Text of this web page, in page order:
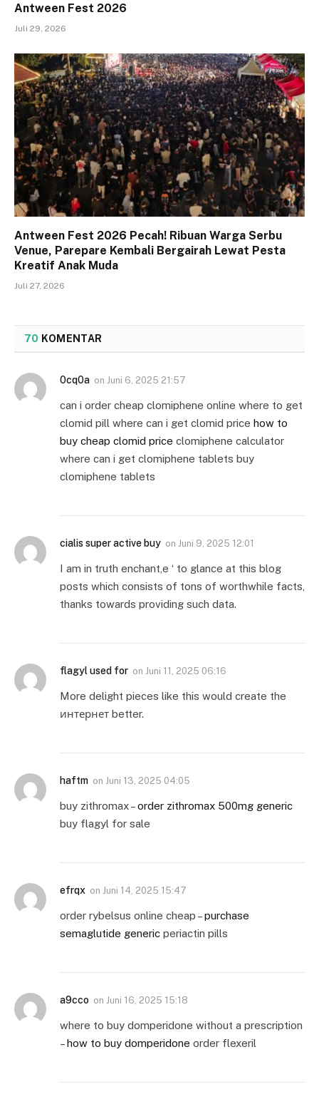
Antween Fest 2026
Juli 29, 2026
Antween Fest 2026 Pecah! Ribuan Warga Serbu
Venue, Parepare Kembali Bergairah Lewat Pesta
Kreatif Anak Muda
Juli 27, 2026
70 KOMENTAR
0cq0a on Juni 6, 2025 21:57
can i order cheap clomiphene online where to get
clomid pill where can i get clomid price how to
buy cheap clomid price clomiphene calculator
where can i get clomiphene tablets buy
clomiphene tablets
cialis super active buy on Juni 9, 2025 12:01
I am in truth enchant‚e ‘ to glance at this blog
posts which consists of tons of worthwhile facts,
thanks towards providing such data.
flagyl used for on Juni 11, 2025 06:16
More delight pieces like this would create the
интернет better.
haftm on Juni 13, 2025 04:05
buy zithromax –order zithromax 500mg generic
buy flagyl for sale
efrqx on Juni 14, 2025 15:47
order rybelsus online cheap –purchase
semaglutide generic periactin pills
a9cco on Juni 16, 2025 15:18
where to buy domperidone without a prescription
–how to buy domperidone order flexeril